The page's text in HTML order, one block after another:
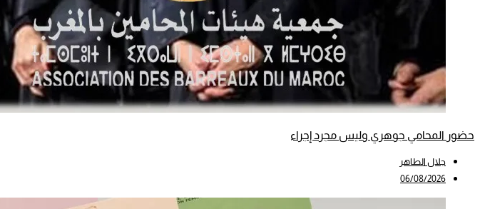
حضور المحامي جوهري وليس مجرد إجراء
جلال الطاهر
06/08/2026